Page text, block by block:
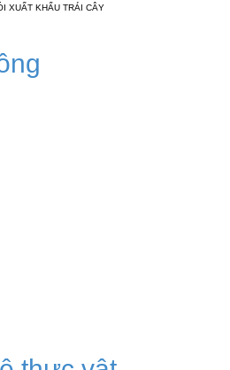
XUẤT KHẨU TRÁI CÂY